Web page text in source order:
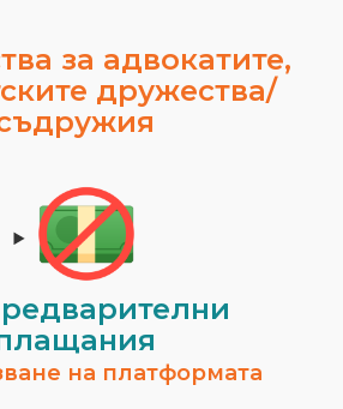
за адвокатите,
дружества/
на платформата